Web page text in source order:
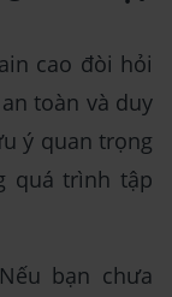
cao đòi hỏi
toàn và duy
ý quan trọng
quá trình tập
bạn chưa